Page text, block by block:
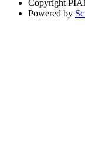
Copyright
Powered by